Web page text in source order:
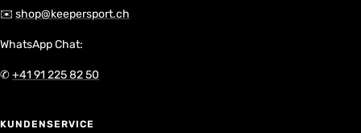
✉️ shop@keepersport.ch
WhatsApp Chat:
✆+41 91 225 82 50
KUNDENSERVICE